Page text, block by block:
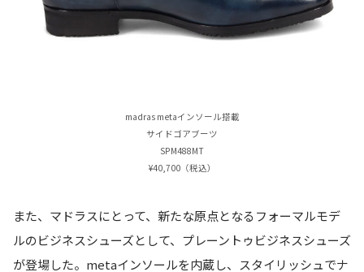
madras metaインソール搭載
サイドゴアブーツ
SPM488MT
¥40,700（税込）
また、マドラスにとって、新たな原点となるフォーマルモデ
ルのビジネスシューズとして、プレーントゥビジネスシューズ
が登場した。metaインソールを内蔵し、スタイリッシュでナ